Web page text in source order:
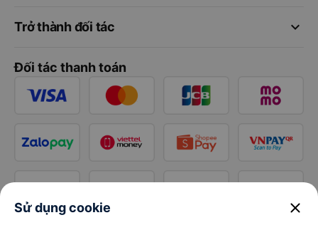
keyboard_arrow_down
Trở thành đối tác
Đối tác thanh toán
Sử dụng cookie close